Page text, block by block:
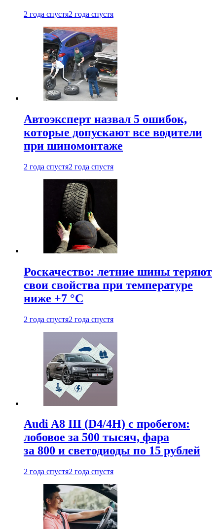
2 года спустя2 года спустя
Автоэксперт назвал 5 ошибок,
которые допускают все водители
при шиномонтаже
2 года спустя2 года спустя
Роскачество: летние шины теряют
свои свойства при температуре
ниже +7 °C
2 года спустя2 года спустя
Audi A8 III (D4/4H) c пробегом:
лобовое за 500 тысяч, фара
за 800 и светодиоды по 15 рублей
2 года спустя2 года спустя